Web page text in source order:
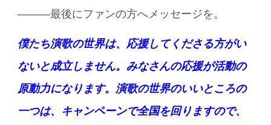
———最後にファンの方へメッセージを。
僕たち演歌の世界は、応援してくださる方がい
ないと成立しません。みなさんの応援が活動の
原動力になります。演歌の世界のいいところの
一つは、キャンペーンで全国を回りますので、